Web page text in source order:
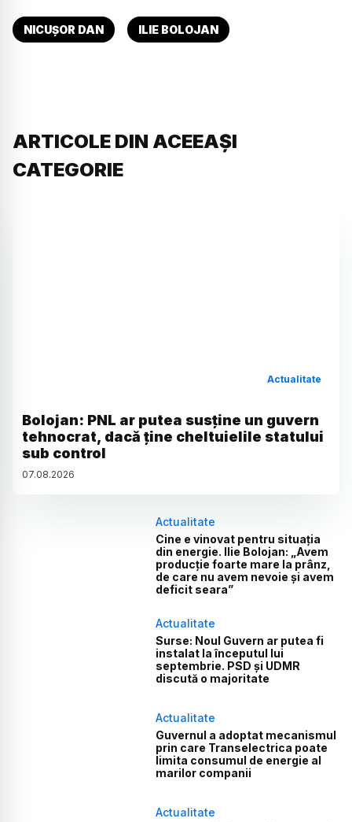
NICUȘOR DAN ILIE BOLOJAN
ARTICOLE DIN ACEEAȘI
CATEGORIE
Actualitate
Bolojan: PNL ar putea susține un guvern
tehnocrat, dacă ține cheltuielile statului
sub control
07.08.2026
Actualitate
Cine e vinovat pentru situația
din energie. Ilie Bolojan: „Avem
producție foarte mare la prânz,
de care nu avem nevoie și avem
deficit seara”
Actualitate
Surse: Noul Guvern ar putea fi
instalat la începutul lui
septembrie. PSD și UDMR
discută o majoritate
Actualitate
Guvernul a adoptat mecanismul
prin care Transelectrica poate
limita consumul de energie al
marilor companii
Actualitate